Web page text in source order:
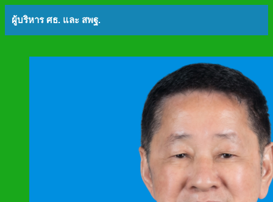
ผู้บริหาร ศธ. และ สพฐ.